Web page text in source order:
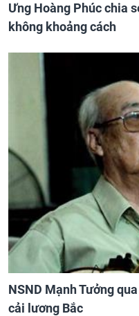
Ưng Hoàng Phúc chia
không khoảng cách
NSND Mạnh Tưởng
cải lương Bắc